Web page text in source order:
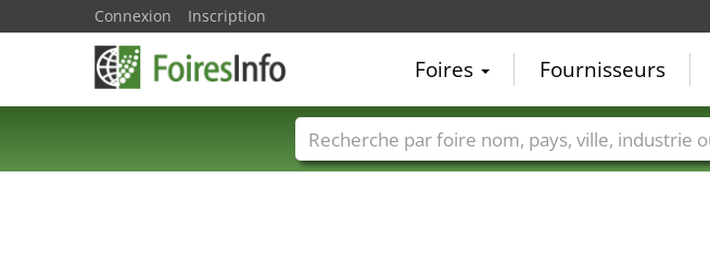
Connexion Inscription
Foires Fournisseurs
Foire noms Pays Villes Secteurs de foire